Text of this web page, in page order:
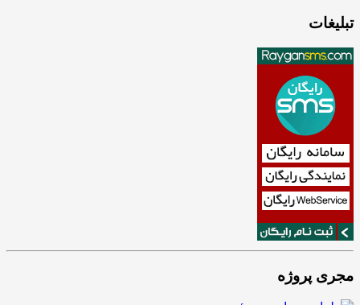
تبلیغات
مجری پروژه